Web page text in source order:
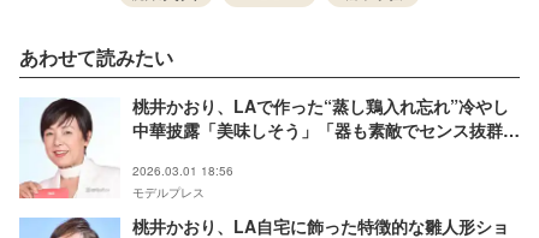
あわせて読みたい
桃井かおり、LAで作った“蒸し鶏入れ忘れ”冷やし
中華披露「美味しそう」「器も素敵でセンス抜群」
2026.03.01 18:56
モデルプレス
桃井かおり、LA自宅に飾った特徴的な雛人形ショ